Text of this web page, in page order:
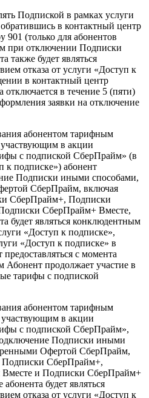
Подпиской в рамках услуги
в контактный центр
(только для абонентов
при отключении Подписки
также будет являться
отказа от услуги «Доступ к
в контактный центр
в течение 5 (пяти)
заявки на отключение
абонентом тарифным
в акции
с подпиской СберПрайм» (в
к подписке») абонент
Подписки иными способами,
СберПрайм, включая
СберПрайм+, Подписки
СберПрайм+ Вместе,
будет являться конклюдентным
«Доступ к подписке»,
«Доступ к подписке» в
с момента
Абонент продолжает участие в
тарифы с подпиской
абонентом тарифным
в акции
с подпиской СберПрайм»,
Подписки иными
Офертой СберПрайм,
Подписки СберПрайм+,
и Подписки СберПрайм+
будет являться
отказа от услуги «Доступ к